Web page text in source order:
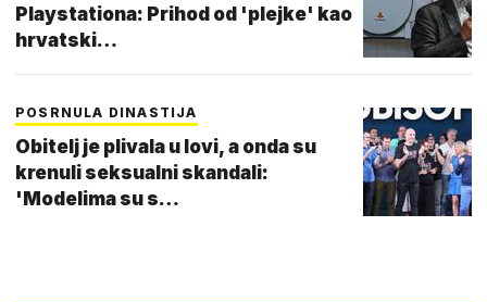
Playstationa: Prihod od 'plejke' kao
hrvatski…
POSRNULA DINASTIJA
Obitelj je plivala u lovi, a onda su
krenuli seksualni skandali:
'Modelima su s…